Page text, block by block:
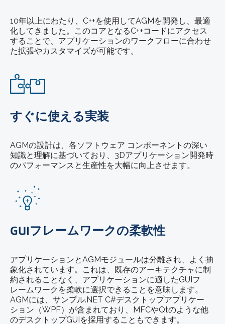
10年以上にわたり、C++を使用してAGMを開発し、最適
化してきました。このコアとなるC++コードにアクセス
することで、アプリケーションのワークフローに合わせ
た拡張やカスタマイズが可能です。
すぐに使える実装
AGMの設計は、各ソフトウェア コンポーネントの深い
知識と理解に基づいており、3Dアプリケーション開発時
のパフォーマンスと生産性を大幅に向上させます。
GUIフレームワークの柔軟性
アプリケーションとAGMモジュールは分離され、よく抽
象化されています。これは、既存のアーキテクチャに制
約されることなく、アプリケーションに適したGUIフ
レームワークを柔軟に選択できることを意味します。
AGMには、サンプル.NET C#デスクトップアプリケー
ション（WPF）が含まれており、MFCやQtのような他
のデスクトップGUIを採用することもできます。